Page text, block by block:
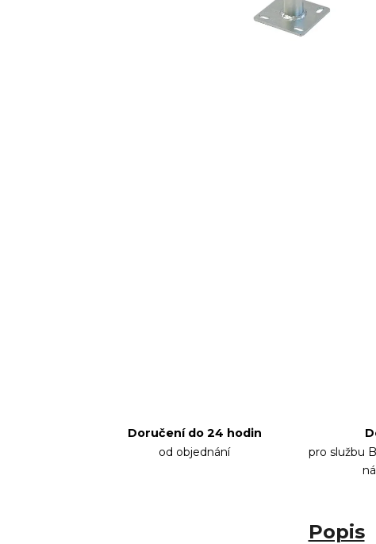
Doručení do 24 hodin
od objednání
pro službu
Popis